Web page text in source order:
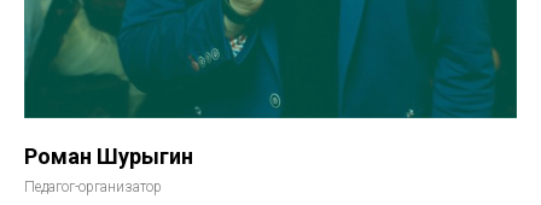
Роман Шурыгин
Педагог-организатор